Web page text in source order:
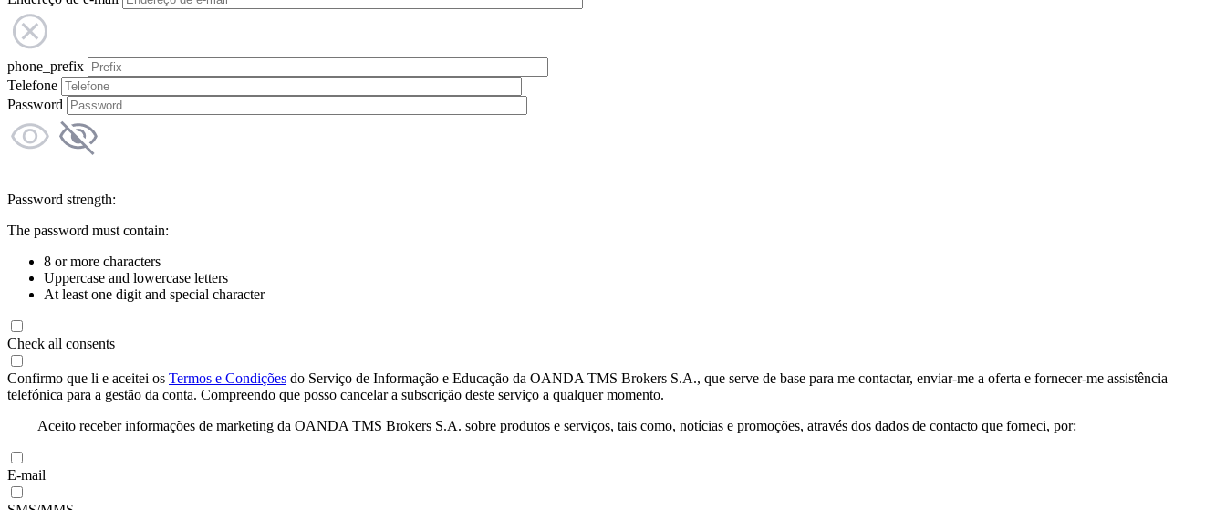
phone_prefix
Telefone
Password
Password strength:
The password must contain:
8 or more characters
Uppercase and lowercase letters
At least one digit and special character
Check all consents
Confirmo que li e aceitei os Termos e Condições do Serviço de Informação e Educação da OANDA TMS Brokers S.A., que serve de base para me contactar, enviar-me a oferta e fornecer-me assistência
telefónica para a gestão da conta. Compreendo que posso cancelar a subscrição deste serviço a qualquer momento.
Aceito receber informações de marketing da OANDA TMS Brokers S.A. sobre produtos e serviços, tais como, notícias e promoções, através dos dados de contacto que forneci, por:
E-mail